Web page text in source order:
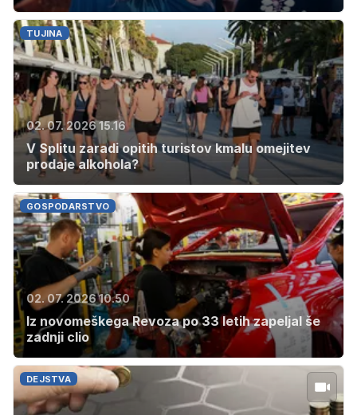
TUJINA
02. 07. 2026 15.16
V Splitu zaradi opitih turistov kmalu omejitev
prodaje alkohola?
GOSPODARSTVO
02. 07. 2026 10.50
Iz novomeškega Revoza po 33 letih zapeljal še
zadnji clio
DEJSTVA